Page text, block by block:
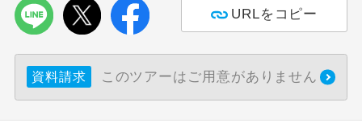
URLをコピー
資料請求 このツアーはご用意がありません
ホテル指定
ご紹介するホテルを指定したコースで
す。
おひとり様バ
ス2席利用
おひとり様でバス席を2席利⽤できま